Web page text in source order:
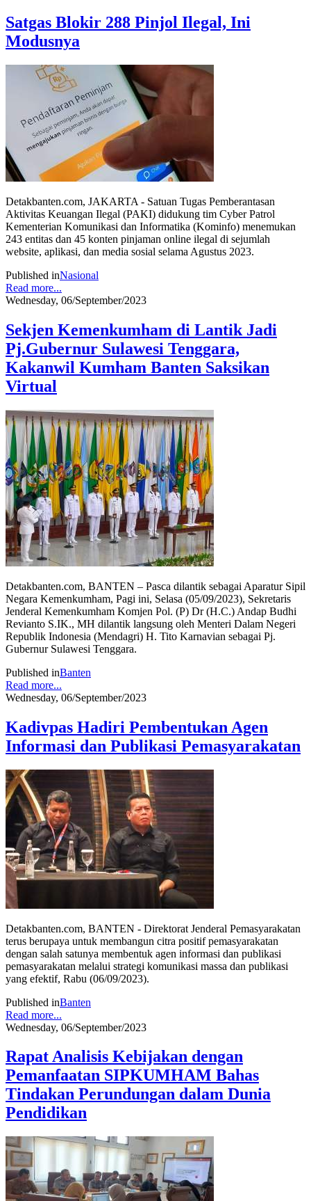
Satgas Blokir 288 Pinjol Ilegal, Ini
Modusnya
Detakbanten.com, JAKARTA - Satuan Tugas Pemberantasan
Aktivitas Keuangan Ilegal (PAKI) didukung tim Cyber Patrol
Kementerian Komunikasi dan Informatika (Kominfo) menemukan
243 entitas dan 45 konten pinjaman online ilegal di sejumlah
website, aplikasi, dan media sosial selama Agustus 2023.
Published inNasional
Read more...
Wednesday, 06/September/2023
Sekjen Kemenkumham di Lantik Jadi
Pj.Gubernur Sulawesi Tenggara,
Kakanwil Kumham Banten Saksikan
Virtual
Detakbanten.com, BANTEN – Pasca dilantik sebagai Aparatur Sipil
Negara Kemenkumham, Pagi ini, Selasa (05/09/2023), Sekretaris
Jenderal Kemenkumham Komjen Pol. (P) Dr (H.C.) Andap Budhi
Revianto S.IK., MH dilantik langsung oleh Menteri Dalam Negeri
Republik Indonesia (Mendagri) H. Tito Karnavian sebagai Pj.
Gubernur Sulawesi Tenggara.
Published inBanten
Read more...
Wednesday, 06/September/2023
Kadivpas Hadiri Pembentukan Agen
Informasi dan Publikasi Pemasyarakatan
Detakbanten.com, BANTEN - Direktorat Jenderal Pemasyarakatan
terus berupaya untuk membangun citra positif pemasyarakatan
dengan salah satunya membentuk agen informasi dan publikasi
pemasyarakatan melalui strategi komunikasi massa dan publikasi
yang efektif, Rabu (06/09/2023).
Published inBanten
Read more...
Wednesday, 06/September/2023
Rapat Analisis Kebijakan dengan
Pemanfaatan SIPKUMHAM Bahas
Tindakan Perundungan dalam Dunia
Pendidikan